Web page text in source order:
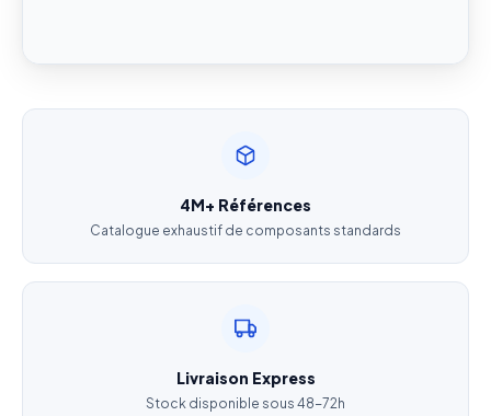
4M+ Références
Catalogue exhaustif de composants standards
Livraison Express
Stock disponible sous 48-72h
Décrivez votre besoin